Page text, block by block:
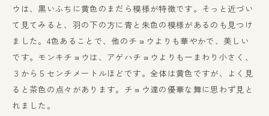
ウは、黒いふちに黄色のまだら模様が特徴です。そっと近づい
て見てみると、羽の下の方に青と朱色の模様があるのも見つけ
ました。4色あることで、他のチョウよりも華やかで、美しい
です。モンキチョウは、アゲハチョウよりも一まわり小さく、
３から５センチメートルほどです。全体は黄色ですが、よく見
ると茶色の点々があります。チョウ達の優華な舞に思わず見と
れました。